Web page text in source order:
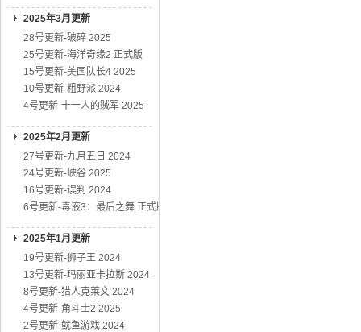
2025年3月更新
28号更新-破碎 2025
25号更新-海洋奇缘2 正式版
15号更新-美国队长4 2025
10号更新-粗野派 2024
4号更新-十一人的贼军 2025
2025年2月更新
27号更新-九月五日 2024
24号更新-峡谷 2025
16号更新-误判 2024
6号更新-毒液3：最后之舞 正式版
2025年1月更新
19号更新-狮子王 2024
13号更新-玛丽亚卡拉斯 2024
8号更新-猎人克莱文 2024
4号更新-角斗士2 2025
2号更新-鱿鱼游戏 2024